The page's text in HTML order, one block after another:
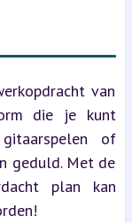
van
die je kunt
of
geduld. Met de
plan kan